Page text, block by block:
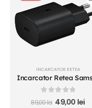
INCARCATOR RETEA
out of 5
89,00lei 49,00 lei